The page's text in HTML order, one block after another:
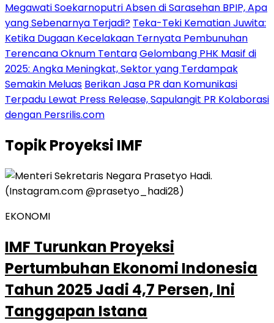
Megawati Soekarnoputri Absen di Sarasehan BPIP, Apa
yang Sebenarnya Terjadi? Teka-Teki Kematian Juwita:
Ketika Dugaan Kecelakaan Ternyata Pembunuhan
Terencana Oknum TentaraGelombang PHK Masif di
2025: Angka Meningkat, Sektor yang Terdampak
Semakin Meluas Berikan Jasa PR dan Komunikasi
Terpadu Lewat Press Release, Sapulangit PR Kolaborasi
dengan Persrilis.com
TopikProyeksi IMF
EKONOMI
IMF Turunkan Proyeksi
Pertumbuhan Ekonomi Indonesia
Tahun 2025 Jadi 4,7 Persen, Ini
Tanggapan Istana